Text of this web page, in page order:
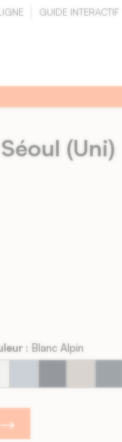
GUIDE INTERACTIF
(Uni)
: Blanc Alpin
Denim Éclipse Beige
Foncé